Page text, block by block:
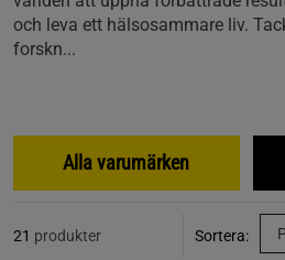
och leva ett hälsosammare liv.
forskn...
Alla varumärken
21 produkter Sortera: